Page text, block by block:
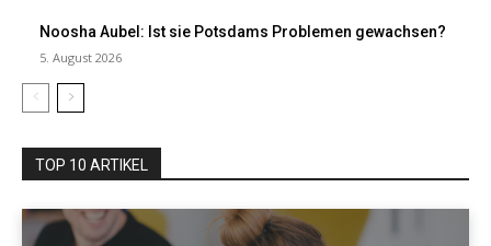
Noosha Aubel: Ist sie Potsdams Problemen gewachsen?
5. August 2026
TOP 10 ARTIKEL